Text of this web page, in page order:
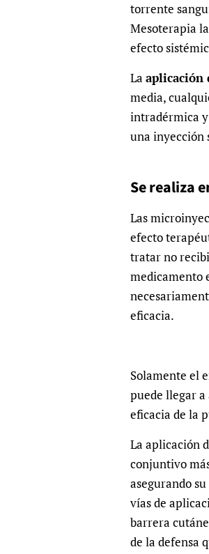
torrente
Mesoterapia
efecto
La aplicación
media,
intradérmica y
una inyección
Se realiza
Las
efecto
tratar no
medicamento
eficacia.
Solamente el
puede llegar a
eficacia de la
La aplicación
conjuntivo
asegurando
vías de
barrera
de la defensa